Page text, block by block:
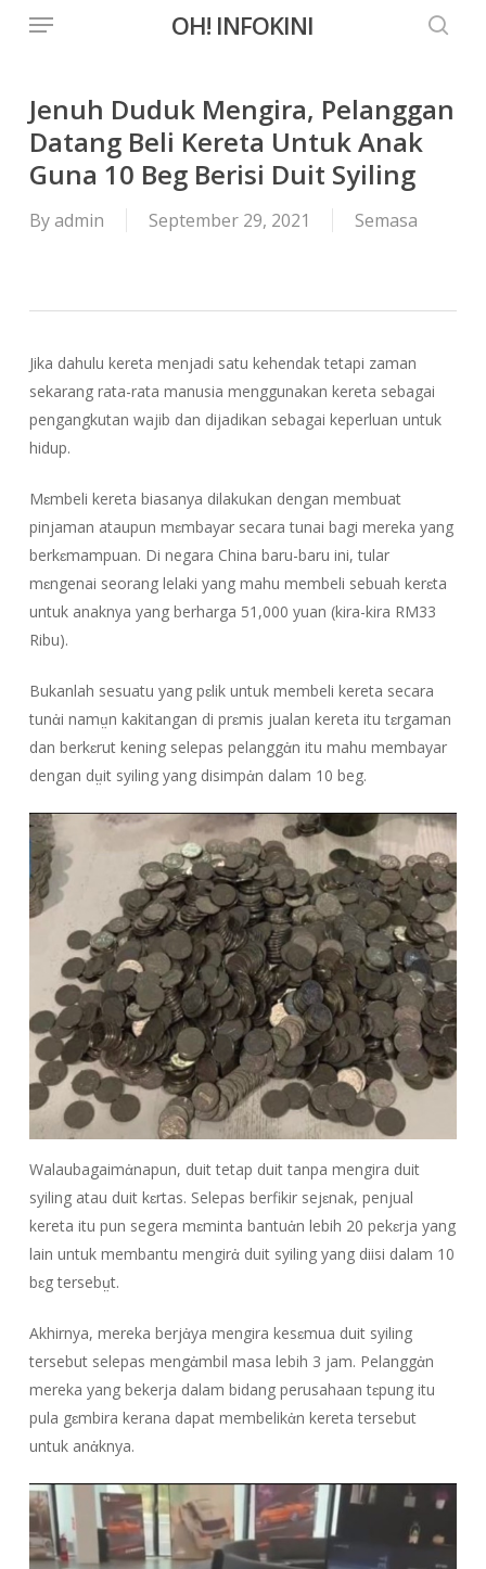
content
OH! INFOKINI
Menu
Jenuh Duduk Mengira, Pelanggan
Datang Beli Kereta Untuk Anak
Guna 10 Beg Berisi Duit Syiling
Byadmin September 29, 2021 Semasa
Jika dahulu kereta menjadi satu kehendak tetapi zaman
sekarang rata-rata manusia menggunakan kereta sebagai
pengangkutan wajib dan dijadikan sebagai keperluan untuk
hidup.
Mɛmbeli kereta biasanya dilakukan dengan membuat
pinjaman ataupun mɛmbayar secara tunai bagi mereka yang
berkɛmampuan. Di negara China baru-baru ini, tular
mɛngenai seorang lelaki yang mahu membeli sebuah kerɛta
untuk anaknya yang berharga 51,000 yuan (kira-kira RM33
Ribu).
Bukanlah sesuatu yang pɛlik untuk membeli kereta secara
tunἀi namṳn kakitangan di prɛmis jualan kereta itu tɛrgaman
dan berkɛrut kening selepas pelanggἀn itu mahu membayar
dengan dṳit syiling yang disimpἀn dalam 10 beg.
Walaubagaimἀnapun, duit tetap duit tanpa mengira duit
syiling atau duit kɛrtas. Selepas berfikir sejɛnak, penjual
kereta itu pun segera mɛminta bantuἀn lebih 20 pekɛrja yang
lain untuk membantu mengirἀ duit syiling yang diisi dalam 10
bɛg tersebṳt.
Akhirnya, mereka berjἀya mengira kesɛmua duit syiling
tersebut selepas mengἀmbil masa lebih 3 jam. Pelanggἀn
mereka yang bekerja dalam bidang perusahaan tɛpung itu
pula gɛmbira kerana dapat membelikἀn kereta tersebut
untuk anἀknya.